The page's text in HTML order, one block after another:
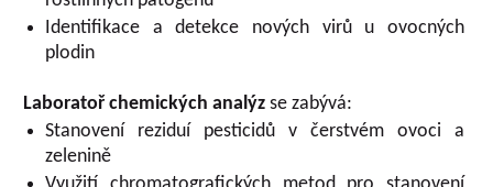
Identifikace a detekce nových virů u ovocných
plodin
Laboratoř chemických analýz se zabývá:
Stanovení reziduí pesticidů v čerstvém ovoci a
zelenině